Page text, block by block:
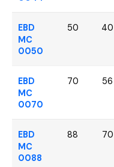
EBD
MC
0050
50 40
EBD
MC
0070
70 56
EBD
MC
0088
88 70